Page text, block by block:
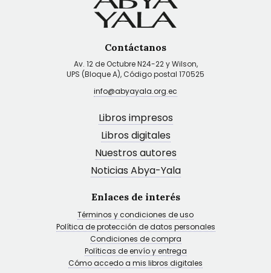
Contáctanos
Av. 12 de Octubre N24-22 y Wilson,
UPS (Bloque A), Código postal 170525
info@abyayala.org.ec
Libros impresos
Libros digitales
Nuestros autores
Noticias Abya-Yala
Enlaces de interés
Términos y condiciones de uso
Política de protección de datos personales
Condiciones de compra
Políticas de envío y entrega
Cómo accedo a mis libros digitales